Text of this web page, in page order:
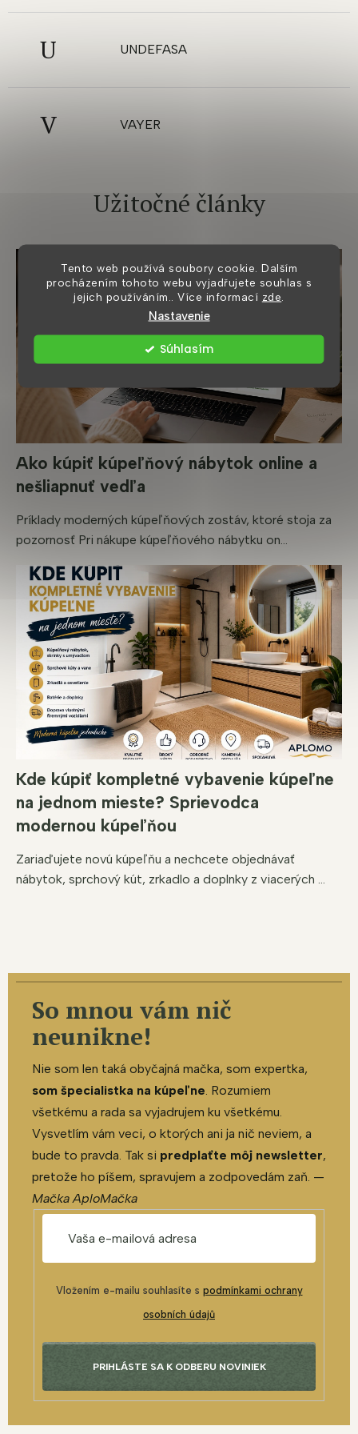
Tento web používá soubory cookie. Dalším
procházením tohoto webu vyjadřujete souhlas s
jejich používáním.. Více informací zde
Nastavenie
Súhlasím
U UNDEFASA
V VAYER
Užitočné články
Ako kúpiť kúpeľňový nábytok online a
nešliapnuť vedľa
Príklady moderných kúpeľňových zostáv, ktoré stoja za
pozornosť Pri nákupe kúpeľňového nábytku on...
Kde kúpiť kompletné vybavenie kúpeľne
na jednom mieste? Sprievodca
modernou kúpeľňou
Zariaďujete novú kúpeľňu a nechcete objednávať
nábytok, sprchový kút, zrkadlo a doplnky z viacerých ...
So mnou vám nič
neunikne!
Nie som len taká obyčajná mačka, som expertka,
som špecialistka na kúpeľne. Rozumiem
všetkému a rada sa vyjadrujem ku všetkému.
Vysvetlím vám veci, o ktorých ani ja nič neviem, a
bude to pravda. Tak si predplaťte môj newsletter,
pretože ho píšem, spravujem a zodpovedám zaň. —
Mačka AploMačka
Vložením e-mailu souhlasíte s podmínkami ochrany
osobních údajů
PRIHLÁSTE SA K ODBERU NOVINIEK